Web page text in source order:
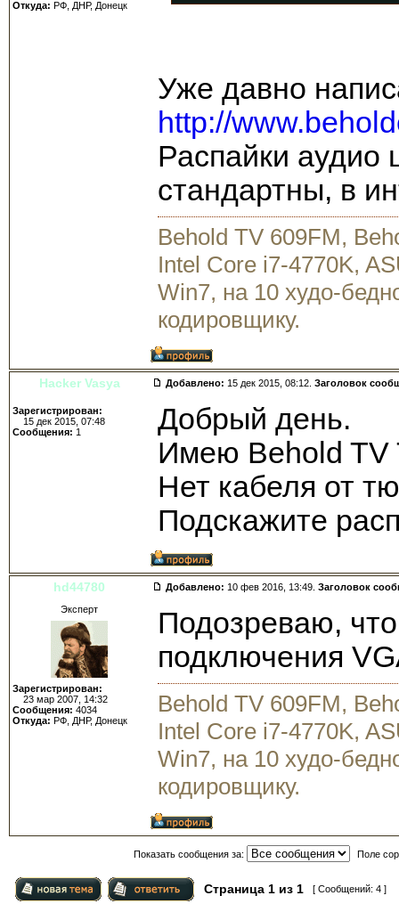
Откуда: РФ, ДНР, Донецк
Уже давно
http://
Распайки аудио
стандартны, в
Behold TV 609FM,
Intel Core i7-4770K,
Win7, на 10 худо-
кодировщику.
Hacker Vasya Добавлено: 15 дек 2015, 08:12. Заголовок
Зарегистрирован:
15 дек 2015, 07:48
Сообщения: 1
Добрый день.
Имею Behold TV
Нет кабеля от
Подскажите
hd44780 Добавлено: 10 фев 2016, 13:49. Заголовок
Эксперт
Зарегистрирован:
23 мар 2007, 14:32
Сообщения: 4034
Откуда: РФ, ДНР, Донецк
Подозреваю,
подключения
Behold TV 609FM,
Intel Core i7-4770K,
Win7, на 10 худо-
кодировщику.
Показать сообщения за: Поле
Страница 1 из 1 [ Сообщений: 4 ]